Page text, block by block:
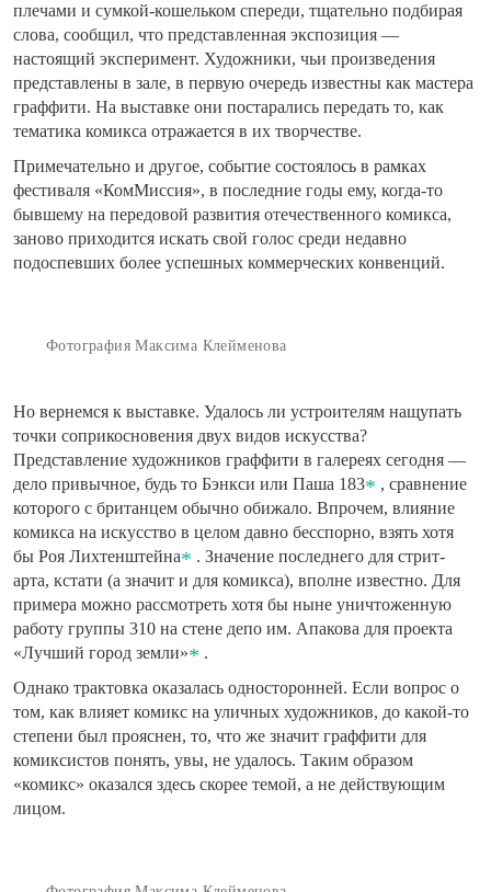
плечами и сумкой-кошельком спереди, тщательно подбирая
слова, сообщил, что представленная экспозиция —
настоящий эксперимент. Художники, чьи произведения
представлены в зале, в первую очередь известны как мастера
граффити. На выставке они постарались передать то, как
тематика комикса отражается в их творчестве.
Примечательно и другое, событие состоялось в рамках
фестиваля «КомМиссия», в последние годы ему, когда-то
бывшему на передовой развития отечественного комикса,
заново приходится искать свой голос среди недавно
подоспевших более успешных коммерческих конвенций.
Фотография Максима Клейменова
Но вернемся к выставке. Удалось ли устроителям нащупать
точки соприкосновения двух видов искусства?
Представление художников граффити в галереях сегодня —
дело привычное, будь то Бэнкси или Паша 183
, сравнение
которого с британцем обычно обижало. Впрочем, влияние
комикса на искусство в целом давно бесспорно, взять хотя
бы Роя Лихтенштейна
. Значение последнего для стрит-
арта, кстати (а значит и для комикса), вполне известно. Для
примера можно рассмотреть хотя бы ныне уничтоженную
работу группы 310 на стене депо им. Апакова для проекта
«Лучший город земли»
.
Однако трактовка оказалась односторонней. Если вопрос о
том, как влияет комикс на уличных художников, до какой-то
степени был прояснен, то, что же значит граффити для
комиксистов понять, увы, не удалось. Таким образом
«комикс» оказался здесь скорее темой, а не действующим
лицом.